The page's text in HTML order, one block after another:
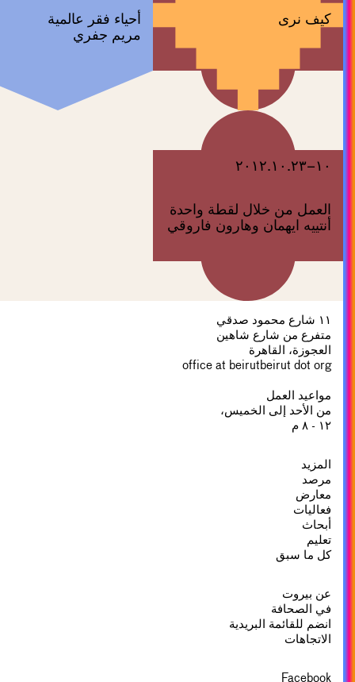
كيف نرى
أحياء فقر عالمية
مريم جفري
١٠–٢٠١٢.١٠.٢٣
العمل من خلال لقطة واحدة
أنتييه ايهمان وهارون فاروقي
١١ شارع محمود صدقي
متفرع من شارع شاهين
العجوزة، القاهرة
office at beirutbeirut dot org
مواعيد العمل
من الأحد إلى الخميس،
١٢ - ٨ م
المزيد
مرصد
معارض
فعاليات
أبحاث
تعليم
كل ما سبق
عن بيروت
في الصحافة
انضم للقائمة البريدية
الاتجاهات
Facebook